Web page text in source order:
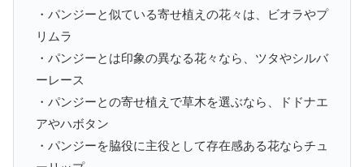
・パンジーと似ている寄せ植えの花々は、ビオラやプ
リムラ
・パンジーとは印象の異なる花々なら、ツタやシルバ
ーレース
・パンジーとの寄せ植えで草木を選ぶなら、ドドナエ
アやハボタン
・パンジーを脇役に主役として存在感ある花ならチュ